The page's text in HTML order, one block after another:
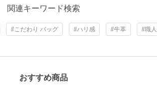
関連キーワード検索
#こだわり バッグ #ハリ感 #牛革 #職
おすすめ商品